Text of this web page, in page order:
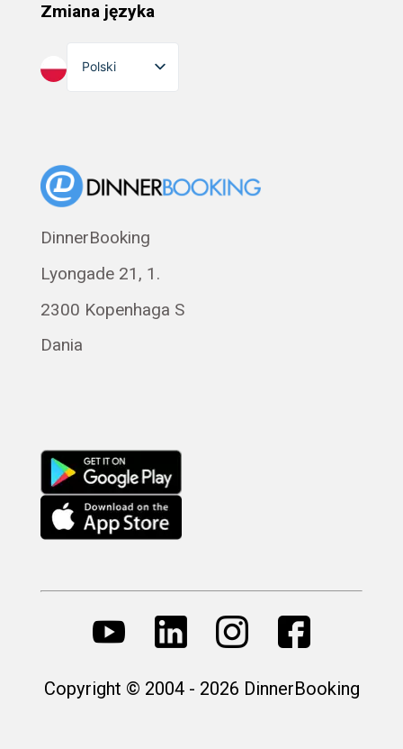
Zmiana języka
Polski
English
Norsk bokmål
Svenska
Français
Română
DinnerBooking
Lyongade 21, 1.
2300 Kopenhaga S
Dania
Copyright © 2004 - 2026 DinnerBooking